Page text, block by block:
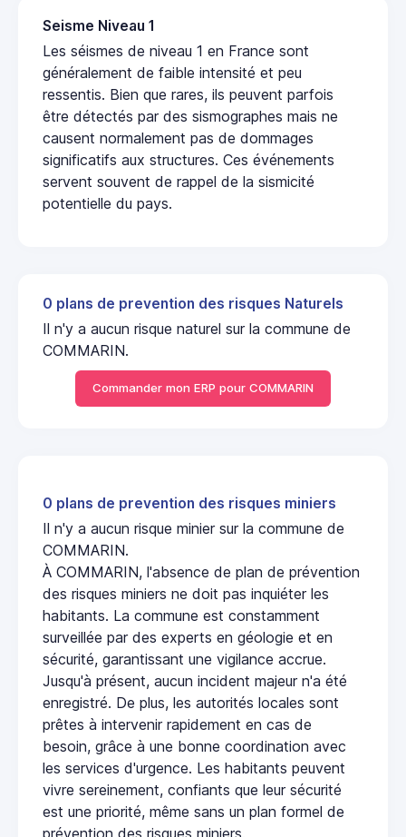
Seisme Niveau 1
Les séismes de niveau 1 en France sont
généralement de faible intensité et peu
ressentis. Bien que rares, ils peuvent parfois
être détectés par des sismographes mais ne
causent normalement pas de dommages
significatifs aux structures. Ces événements
servent souvent de rappel de la sismicité
potentielle du pays.
0 plans de prevention des risques Naturels
Il n'y a aucun risque naturel sur la commune de
COMMARIN.
Commander mon ERP pour COMMARIN
0 plans de prevention des risques miniers
Il n'y a aucun risque minier sur la commune de
COMMARIN.
À COMMARIN, l'absence de plan de prévention
des risques miniers ne doit pas inquiéter les
habitants. La commune est constamment
surveillée par des experts en géologie et en
sécurité, garantissant une vigilance accrue.
Jusqu'à présent, aucun incident majeur n'a été
enregistré. De plus, les autorités locales sont
prêtes à intervenir rapidement en cas de
besoin, grâce à une bonne coordination avec
les services d'urgence. Les habitants peuvent
vivre sereinement, confiants que leur sécurité
est une priorité, même sans un plan formel de
prévention des risques miniers.